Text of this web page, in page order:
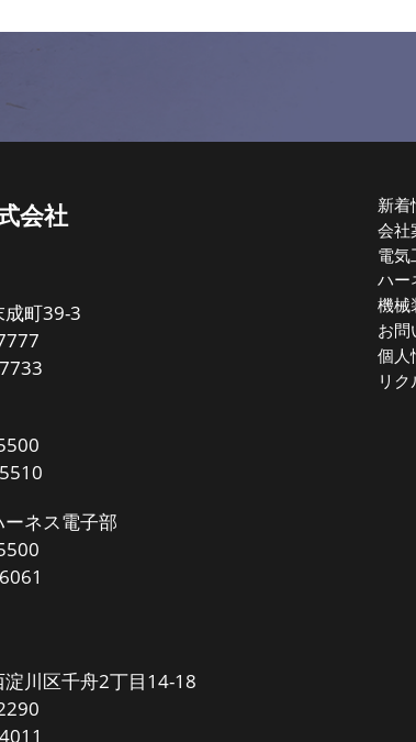
会社
町39-3
ネス電子部
川区千舟2丁目14-18
新着
会社
電気
ハー
機械
お問
個人
リ